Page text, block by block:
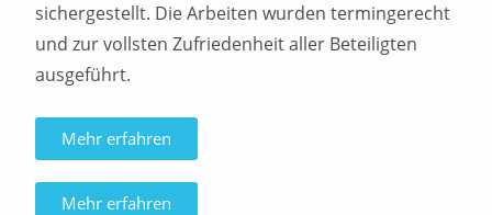
sichergestellt. Die Arbeiten wurden termingerecht
und zur vollsten Zufriedenheit aller Beteiligten
ausgeführt.
Mehr erfahren
Mehr erfahren